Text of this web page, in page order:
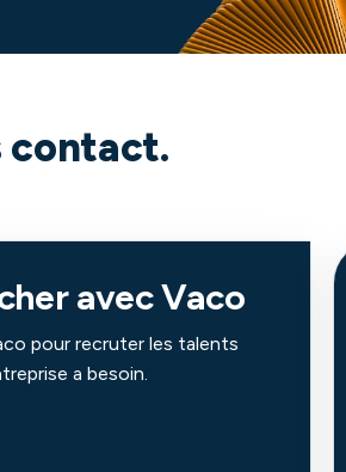
contact.
avec Vaco
pour recruter les talents
a besoin.